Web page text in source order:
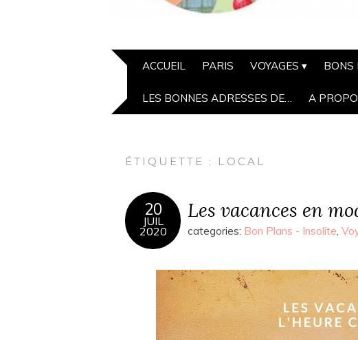
ACCUEIL PARIS VOYAGES BONS
LES BONNES ADRESSES DE… A
ÉTIQUETTE : LOCAL
20
JUIL
2020
Les vacances en
categories: Bon Plans - Insolite,